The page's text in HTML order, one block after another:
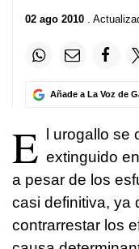
02 ago 2010 .
Añade a La Voz de
E
l urogallo
extinguido
a pesar de los
casi definitiva, ya
contrarrestar los